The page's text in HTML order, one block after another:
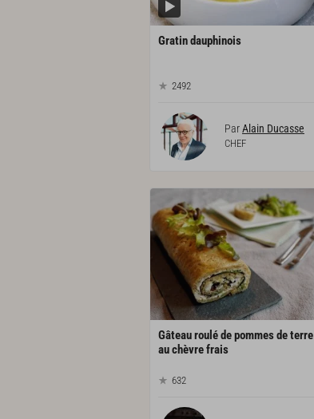
Gratindauphinois
2492
ParAlain Ducasse
CHEF
Gâteau roulé de pommes de terre
au chèvre frais
632